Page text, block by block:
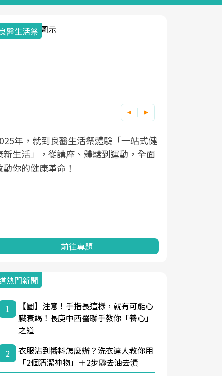
與健康韌性的距離
醫健康網從「換季的身體變化」出發，
過醫學觀點與日常感受的對話，建立對
健康的認知，進而引導實際的改善行
前往專題
熱門新聞
1
【圖】注意！手指長這樣，就有可能心
臟衰竭！長庚中西醫聯手教你「養心」
之道
2
衣服沾到醬料怎麼辦？洗衣達人教你用
「2個清潔神物」＋2步驟去油去漬